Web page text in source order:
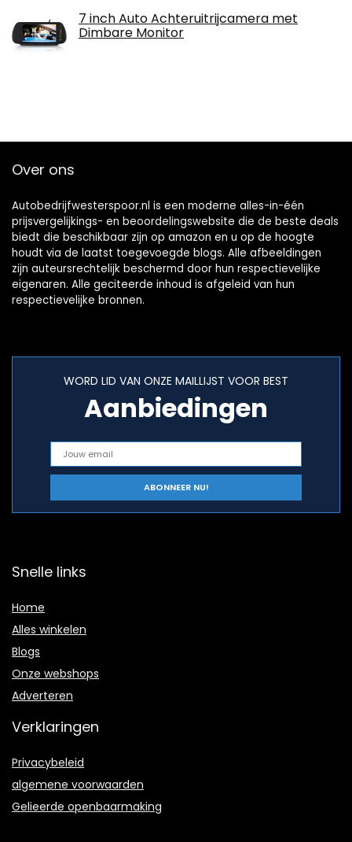
7 inch Auto Achteruitrijcamera met
Dimbare Monitor
Over ons
Autobedrijfwesterspoor.nl is een moderne alles-in-één
prijsvergelijkings- en beoordelingswebsite die de beste deals
biedt die beschikbaar zijn op amazon en u op de hoogte
houdt via de laatst toegevoegde blogs. Alle afbeeldingen
zijn auteursrechtelijk beschermd door hun respectievelijke
eigenaren. Alle geciteerde inhoud is afgeleid van hun
respectievelijke bronnen.
WORD LID VAN ONZE MAILLIJST VOOR BEST
Aanbiedingen
Snelle links
Home
Alles winkelen
Blogs
Onze webshops
Adverteren
Verklaringen
Privacybeleid
algemene voorwaarden
Gelieerde openbaarmaking